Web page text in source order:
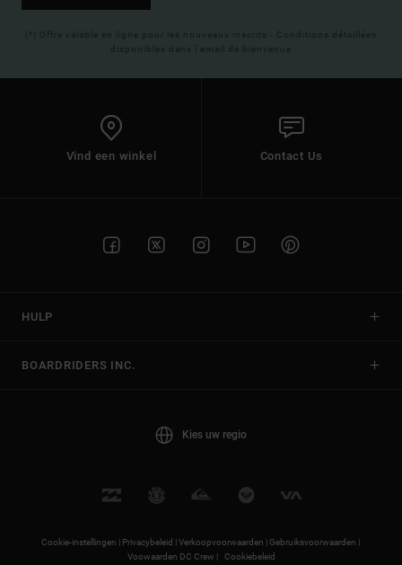
(*) Offre valable en ligne pour les nouveaux inscrits - Conditions détaillées
disponibles dans l'email de bienvenue
Vind een winkel Contact Us
HULP
BOARDRIDERS INC.
Kies uw regio
Cookie-instellingen | Privacybeleid |Verkoopvoorwaarden |Gebruiksvoorwaarden |
Voowaarden DC Crew |
Cookiebeleid